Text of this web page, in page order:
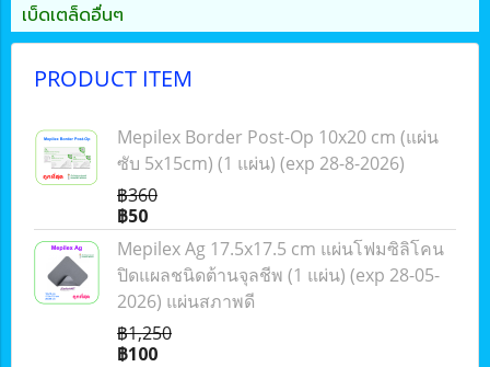
เบ็ดเตล็ดอื่นๆ
PRODUCT ITEM
Mepilex Border Post-Op 10x20 cm (แผ่น
ซับ 5x15cm) (1 แผ่น) (exp 28-8-2026)
฿360
฿50
Mepilex Ag 17.5x17.5 cm แผ่นโฟมซิลิโคน
ปิดแผลชนิดต้านจุลชีพ (1 แผ่น) (exp 28-05-
2026) แผ่นสภาพดี
฿1,250
฿100